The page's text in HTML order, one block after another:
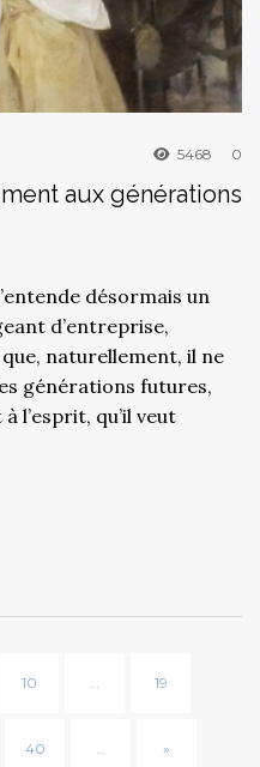
5468 0
aux générations
désormais un
d’entreprise,
naturellement, il ne
générations futures,
l’esprit, qu’il veut
10 … 19
40 … »